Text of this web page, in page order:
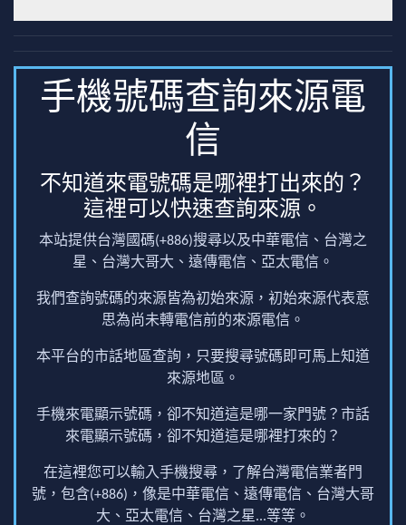
手機號碼查詢來源電
信
不知道來電號碼是哪裡打出來的？
這裡可以快速查詢來源。
本站提供台灣國碼(+886)搜尋以及中華電信、台灣之
星、台灣大哥大、遠傳電信、亞太電信。
我們查詢號碼的來源皆為初始來源，初始來源代表意
思為尚未轉電信前的來源電信。
本平台的市話地區查詢，只要搜尋號碼即可馬上知道
來源地區。
手機來電顯示號碼，卻不知道這是哪一家門號？市話
來電顯示號碼，卻不知道這是哪裡打來的？
在這裡您可以輸入手機搜尋，了解台灣電信業者門
號，包含(+886)，像是中華電信、遠傳電信、台灣大哥
大、亞太電信、台灣之星...等等。